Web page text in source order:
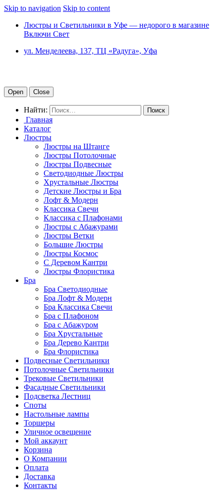
Skip to navigation Skip to content
Люстры и Светильники в Уфе — недорого в магазине
Включи Свет
ул. Менделеева, 137, ТЦ «Радуга», Уфа
Open Close
Найти:
Главная
Каталог
Люстры
Люстры на Штанге
Люстры Потолочные
Люстры Подвесные
Светодиодные Люстры
Хрустальные Люстры
Детские Люстры и Бра
Лофт & Модерн
Классика Свечи
Классика с Плафонами
Люстры с Абажурами
Люстры Ветки
Большие Люстры
Люстры Космос
С Деревом Кантри
Люстры Флористика
Бра
Бра Светодиодные
Бра Лофт & Модерн
Бра Классика Свечи
Бра с Плафоном
Бра с Абажуром
Бра Хрустальные
Бра Дерево Кантри
Бра Флористика
Подвесные Светильники
Потолочные Светильники
Трековые Светильники
Фасадные Светильники
Подсветка Лестниц
Споты
Настольные лампы
Торшеры
Уличное освещение
Мой аккаунт
Корзина
О Компании
Оплата
Доставка
Контакты